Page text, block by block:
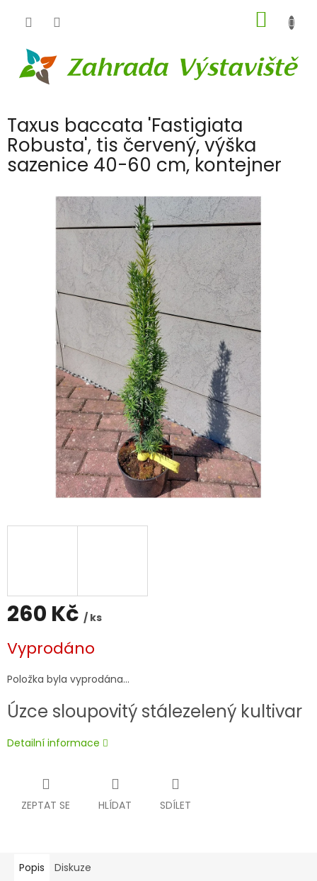
KOŠÍK
Taxus baccata 'Fastigiata
Robusta', tis červený, výška
sazenice 40-60 cm, kontejner
260 Kč / ks
cena:
Vyprodáno
Položka byla vyprodána…
Úzce sloupovitý stálezelený kultivar
Detailní informace
ZEPTAT SE HLÍDAT SDÍLET
Popis Diskuze